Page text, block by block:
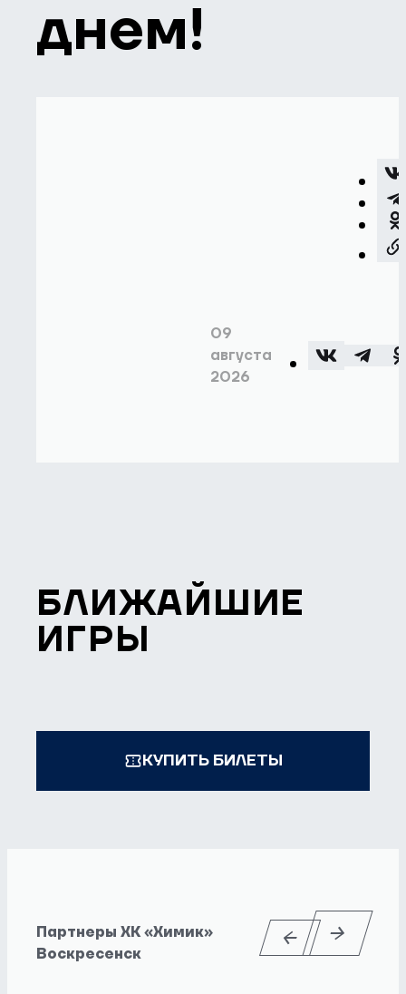
днем!
09
августа
2026
БЛИЖАЙШИЕ
ИГРЫ
КУПИТЬ БИЛЕТЫ
Партнеры ХК «Химик»
Воскресенск